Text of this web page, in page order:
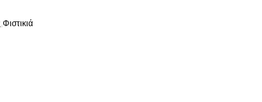
Φιστικιά